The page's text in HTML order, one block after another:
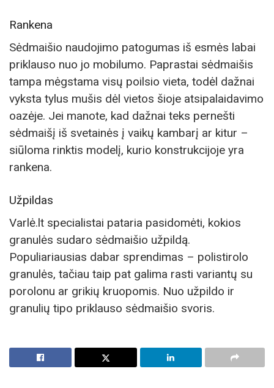
Rankena
Sėdmaišio naudojimo patogumas iš esmės labai
priklauso nuo jo mobilumo. Paprastai sėdmaišis
tampa mėgstama visų poilsio vieta, todėl dažnai
vyksta tylus mušis dėl vietos šioje atsipalaidavimo
oazėje. Jei manote, kad dažnai teks pernešti
sėdmaišį iš svetainės į vaikų kambarį ar kitur –
siūloma rinktis modelį, kurio konstrukcijoje yra
rankena.
Užpildas
Varlė.lt specialistai pataria pasidomėti, kokios
granulės sudaro sėdmaišio užpildą.
Populiariausias dabar sprendimas – polistirolo
granulės, tačiau taip pat galima rasti variantų su
porolonu ar grikių kruopomis. Nuo užpildo ir
granulių tipo priklauso sėdmaišio svoris.